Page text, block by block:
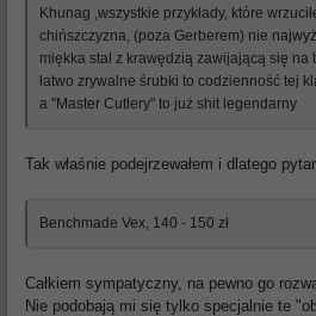
Khunag ,wszystkie przykłady, które
chińszczyzna, (poza Gerberem) nie
miękka stal z krawędzią zawijającą się na
łatwo zrywalne śrubki to codzienność tej
a "Master Cutlery" to już shit legendarny
Tak właśnie podejrzewałem i dlatego
Benchmade Vex, 140 - 150 zł
Całkiem sympatyczny, na pewno go
Nie podobają mi się tylko specjalnie te